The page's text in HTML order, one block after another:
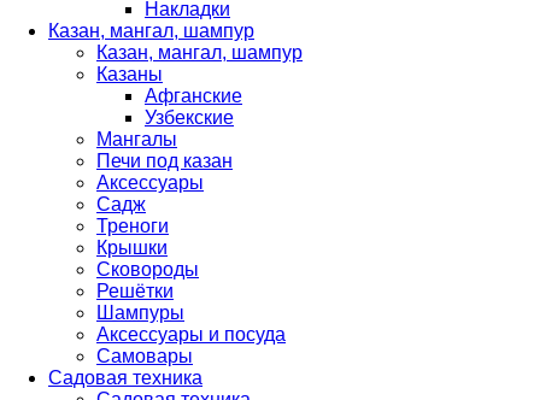
Накладки
Казан, мангал, шампур
Казан, мангал, шампур
Казаны
Афганские
Узбекские
Мангалы
Печи под казан
Аксессуары
Садж
Треноги
Крышки
Сковороды
Решётки
Шампуры
Аксессуары и посуда
Самовары
Садовая техника